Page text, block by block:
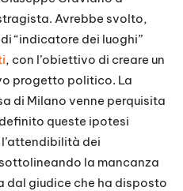
Avrebbe svolto,
“indicatore dei luoghi”
, con l’obiettivo di creare un
progetto politico. La
di Milano venne perquisita
queste ipotesi
dei
la mancanza
giudice che ha disposto